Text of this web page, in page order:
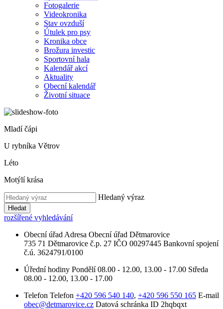
Fotogalerie
Videokronika
Stav ovzduší
Útulek pro psy
Kronika obce
Brožura investic
Sportovní hala
Kalendář akcí
Aktuality
Obecní kalendář
Životní situace
Mladí čápi
U rybníka Větrov
Léto
Motýlí krása
Hledaný výraz
Hledat
rozšířené vyhledávání
Obecní úřad Adresa Obecní úřad Dětmarovice
735 71 Dětmarovice č.p. 27 IČO 00297445 Bankovní spojení
č.ú. 3624791/0100
Úřední hodiny Pondělí 08.00 - 12.00, 13.00 - 17.00 Středa
08.00 - 12.00, 13.00 - 17.00
Telefon Telefon +420 596 540 140, +420 596 550 165 E-mail
obec@detmarovice.cz Datová schránka ID 2hqbqxt